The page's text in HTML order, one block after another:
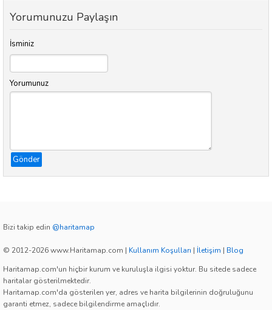
Yorumunuzu Paylaşın
İsminiz
Yorumunuz
Gönder
Bizi takip edin @haritamap
© 2012-2026 www.Haritamap.com | Kullanım Koşulları | İletişim | Blog
Haritamap.com'un hiçbir kurum ve kuruluşla ilgisi yoktur. Bu sitede sadece
haritalar gösterilmektedir.
Haritamap.com'da gösterilen yer, adres ve harita bilgilerinin doğruluğunu
garanti etmez, sadece bilgilendirme amaçlıdır.